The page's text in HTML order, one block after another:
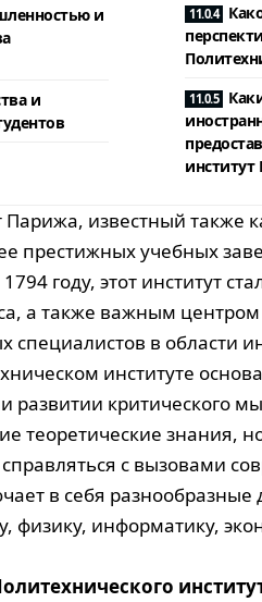
и
и
институт
известный также
престижных учебных
году, этот институт
а также важным
специалистов в области
институте
развитии критического
теоретические знания,
с вызовами
в себя
физику, информатику,